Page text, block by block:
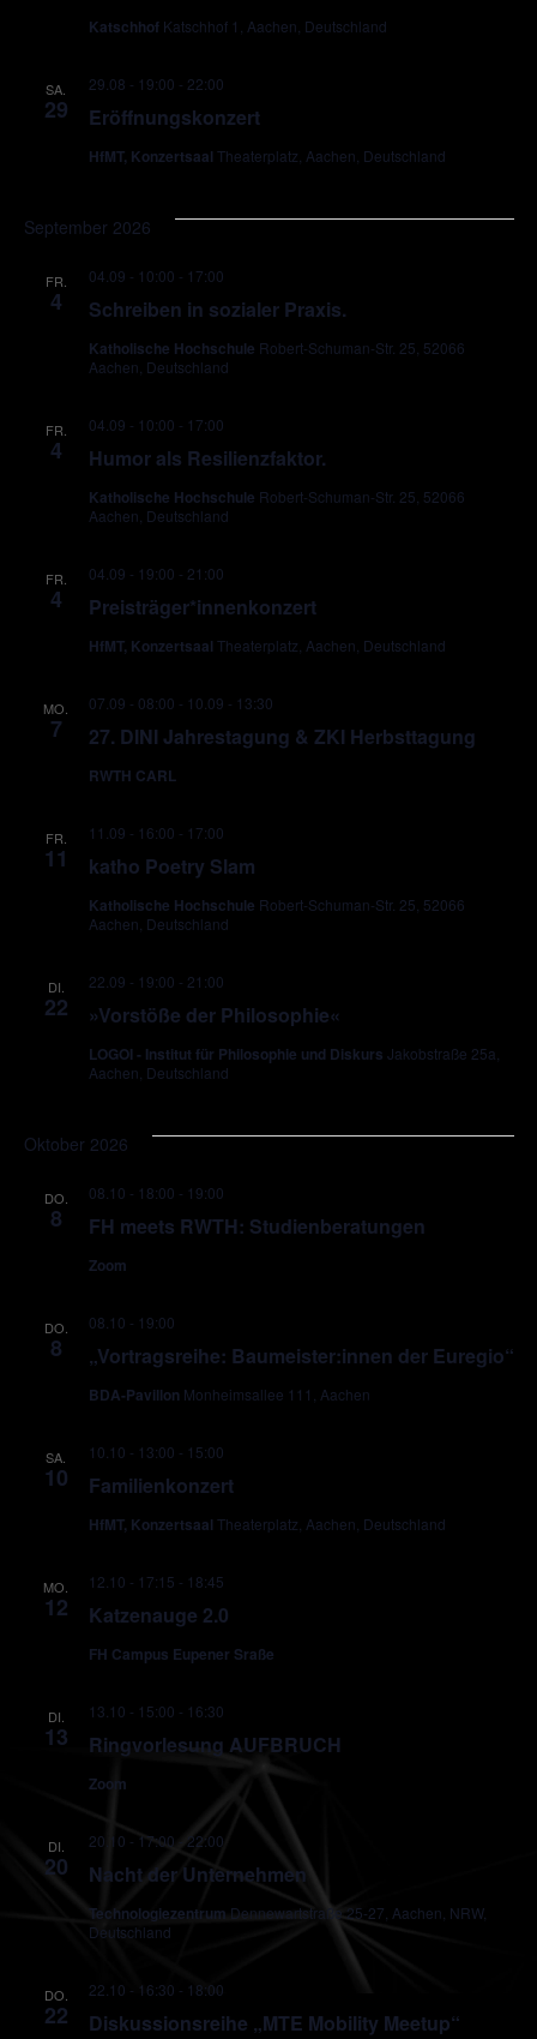
Katschhof Katschhof 1, Aachen, Deutschland
SA.
29 Eröffnungskonzert
29.08 - 19:00 - 22:00
HfMT, Konzertsaal Theaterplatz, Aachen, Deutschland
September 2026
FR.
4 Schreiben in sozialer Praxis.
04.09 - 10:00 - 17:00
Katholische Hochschule Robert-Schuman-Str. 25, 52066
Aachen, Deutschland
FR.
4 Humor als Resilienzfaktor.
04.09 - 10:00 - 17:00
Katholische Hochschule Robert-Schuman-Str. 25, 52066
Aachen, Deutschland
FR.
4 Preisträger*innenkonzert
04.09 - 19:00 - 21:00
HfMT, Konzertsaal Theaterplatz, Aachen, Deutschland
MO.
7 27. DINI Jahrestagung & ZKI Herbsttagung
07.09 - 08:00 - 10.09 - 13:30
RWTH CARL
FR.
11 katho Poetry Slam
11.09 - 16:00 - 17:00
Katholische Hochschule Robert-Schuman-Str. 25, 52066
Aachen, Deutschland
DI.
22 »Vorstöße der Philosophie«
22.09 - 19:00 - 21:00
LOGOI - Institut für Philosophie und Diskurs Jakobstraße 25a,
Aachen, Deutschland
Oktober 2026
DO.
8 FH meets RWTH: Studienberatungen
08.10 - 18:00 - 19:00
Zoom
DO.
8 „Vortragsreihe: Baumeister:innen der Euregio“
08.10 - 19:00
BDA-Pavillon Monheimsallee 111, Aachen
SA.
10 Familienkonzert
10.10 - 13:00 - 15:00
HfMT, Konzertsaal Theaterplatz, Aachen, Deutschland
MO.
12 Katzenauge 2.0
12.10 - 17:15 - 18:45
FH Campus Eupener Sraße
DI.
13 Ringvorlesung AUFBRUCH
13.10 - 15:00 - 16:30
Zoom
DI.
20 Nacht der Unternehmen
20.10 - 17:00 -22:00
Technologiezentrum Dennewartstraße 25-27, Aachen, NRW,
Deutschland
DO.
22 Diskussionsreihe „MTE Mobility Meetup“
22.10 - 16:30 - 18:00